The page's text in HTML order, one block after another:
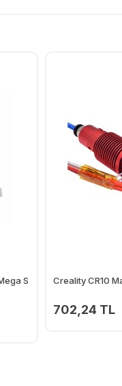
S
Creality CR10
702,24 TL